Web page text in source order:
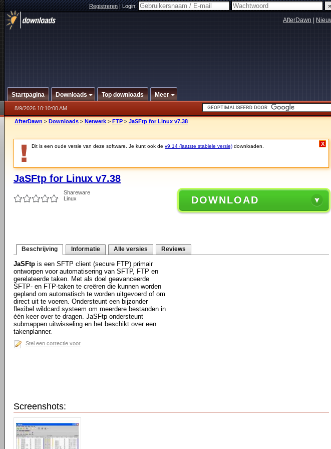
Registreren|Login:
AfterDawn
Startpagina Downloads Top downloads Meer
8/9/2026 10:10:00 AM
AfterDawn > Downloads > Netwerk > FTP > JaSFtp for Linux v7.38
Dit is een oude versie van deze software. Je kunt ook de v9.14 (laatste stabiele versie) downloaden. X
JaSFtp for Linux v7.38
Shareware
Linux
DOWNLOAD
Beschrijving Informatie Alle versies Reviews
JaSFtp is een SFTP client (secure FTP) primair
ontworpen voor automatisering van SFTP, FTP en
gerelateerde taken. Met als doel geavanceerde
SFTP- en FTP-taken te creëren die kunnen worden
gepland om automatisch te worden uitgevoerd of om
direct uit te voeren. Ondersteunt een bijzonder
flexibel wildcard systeem om meerdere bestanden in
één keer over te dragen. JaSFtp ondersteunt
submappen uitwisseling en het beschikt over een
takenplanner.
Stel een correctie voor
Screenshots: